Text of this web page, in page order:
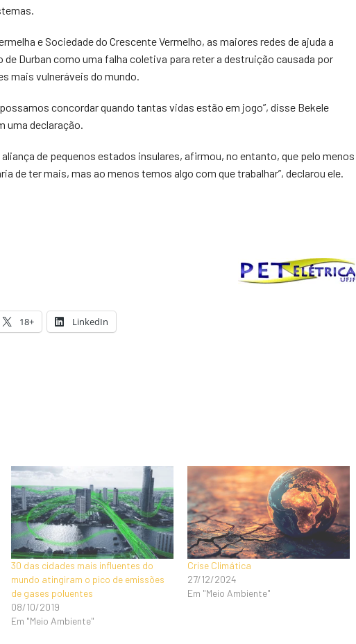
e Sociedade do Crescente Vermelho, as maiores redes de ajuda a
Durban como uma falha coletiva para reter a destruição causada por
mais vulneráveis do mundo.
concordar quando tantas vidas estão em jogo”, disse Bekele
uma declaração.
de pequenos estados insulares, afirmou, no entanto, que pelo menos
de ter mais, mas ao menos temos algo com que trabalhar”, declarou ele.
18+ LinkedIn
30 das cidades mais influentes do
mundo atingiram o pico de emissões
de gases poluentes
08/10/2019
Em "Meio Ambiente"
Crise Climática
27/12/2024
Em "Meio Ambiente"